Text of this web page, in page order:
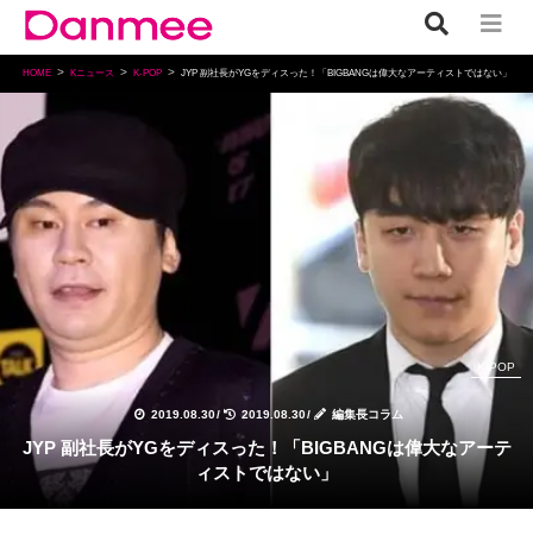
HOME Kニュース K-POP JYP 副社長がYGをディスった！「BIGBANGは偉大なアーティストではない」
2019.08.30/ 2019.08.30/ 編集長コラム
K-POP
JYP 副社長がYGをディスった！「BIGBANGは偉大なアーテ
ィストではない」